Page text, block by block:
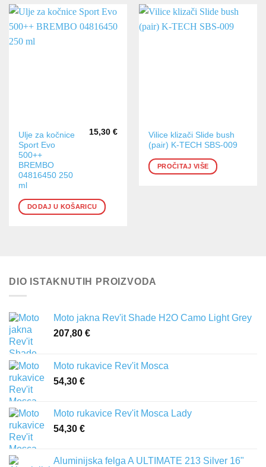
Ulje za kočnice
Sport Evo
500++
BREMBO
04816450 250
ml
15,30 €
DODAJ U KOŠARICU
Vilice klizači Slide bush
(pair) K-TECH SBS-009
PROČITAJ VIŠE
DIO ISTAKNUTIH PROIZVODA
Moto jakna Rev'it Shade H2O Camo Light Grey
207,80 €
Moto rukavice Rev'it Mosca
54,30 €
Moto rukavice Rev'it Mosca Lady
54,30 €
Aluminijska felga A ULTIMATE 213 Silver 16"